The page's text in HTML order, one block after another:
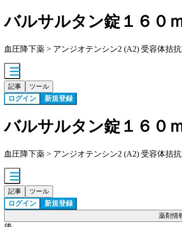
バルサルタン錠１６０
血圧降下薬 > アンジオテンシン2 (A2) 受容体拮
記事 ツール
ログイン 新規登録
バルサルタン錠１６０
血圧降下薬 > アンジオテンシン2 (A2) 受容体拮
記事 ツール
ログイン 新規登録
薬剤情